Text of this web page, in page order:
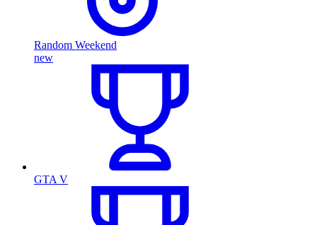
Random Weekend
new
GTA V